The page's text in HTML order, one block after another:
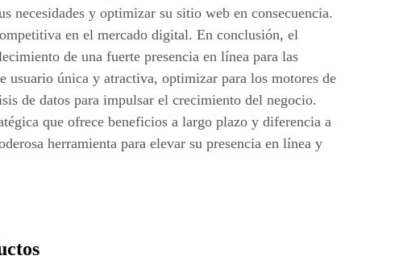
necesidades y optimizar su sitio web en consecuencia.
en el mercado digital. En conclusión, el
de una fuerte presencia en línea para las
usuario única y atractiva, optimizar para los motores de
de datos para impulsar el crecimiento del negocio.
que ofrece beneficios a largo plazo y diferencia a
herramienta para elevar su presencia en línea y